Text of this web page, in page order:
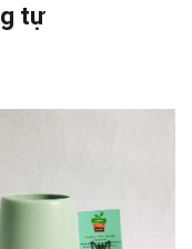
tự